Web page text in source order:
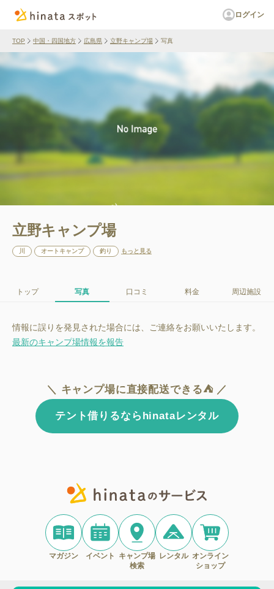
ログイン
TOP 中国・四国地方 広島県 立野キャンプ場 写真
立野キャンプ場
オートキャンプ 釣り もっと見る
トップ 写真 口コミ 料金 周辺施設
情報に誤りを発見された場合には、ご連絡をお願いいたします。
最新のキャンプ場情報を報告
＼ キャンプ場に直接配送できる⛺ ／
テント借りるならhinataレンタル
マガジン イベント
キャンプ場
検索
レンタル オンライン
ショップ